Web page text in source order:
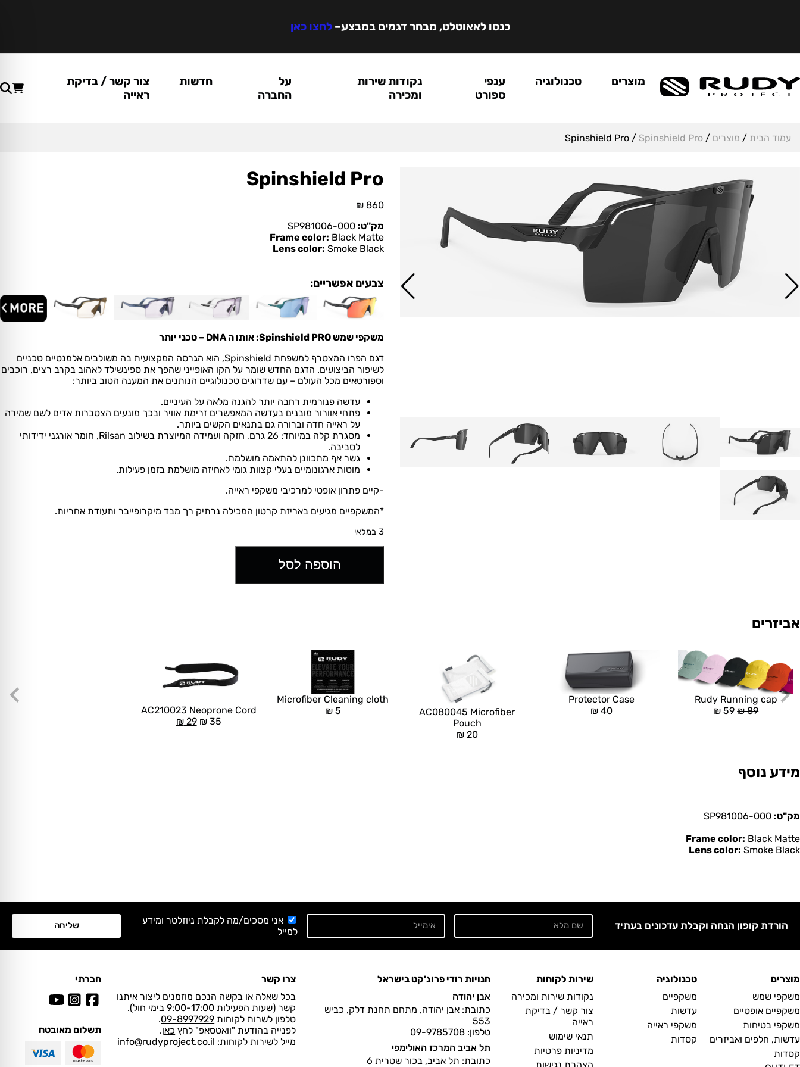
כנסו לאאוטלט, מבחר דגמים במבצע–לחצו כאן
מוצרים טכנולוגיה
ענפי
ספורט
נקודות שירות
ומכירה
על
החברה
חדשות
צור קשר / בדיקת
ראייה
עמוד הבית / מוצרים /
Spinshield Pro
/ Spinshield Pro
Spinshield Pro
₪ 860
מק"ט:
Frame color: Black Matte
Lens color: Smoke Black
צבעים אפשריים:
משקפי שמש Spinshield PRO:
אותו ה DNA – טכני יותר
דגם הפרו המצטרף למשפחת Spinshield, הוא הגרסה המקצועית בה משולבים אלמנטיים טכניים
לשיפור הביצועים. הדגם החדש שומר על הקו האופייני שהפך את ספינשילד לאהוב בקרב רצים, רוכבים
וספורטאים מכל העולם – עם שדרוגים טכנולוגיים הנותנים את המענה הטוב ביותר:
עדשה פנורמית רחבה יותר להגנה מלאה על העיניים.
פתחי אוורור מובנים בעדשה המאפשרים זרימת אוויר ובכך מונעים הצטברות אדים לשם שמירה
על ראייה חדה וברורה גם בתנאים הקשים ביותר.
מסגרת קלה במיוחד: 26 גרם, חזקה ועמידה המיוצרת בשילוב Rilsan, חומר אורגני ידידותי
לסביבה.
גשר אף מתכוונן להתאמה מושלמת.
מוטות ארגונומיים בעלי קצוות גומי לאחיזה מושלמת בזמן פעילות.
-קיים פתרון אופטי למרכיבי משקפי ראייה.
*המשקפיים מגיעים באריזת קרטון המכילה נרתיק רך מבד מיקרופייבר ותעודת אחריות.
3 במלאי
הוספה לסל
אביזרים
Rudy Running cap
₪89
₪ 59
Protector Case
₪ 40
AC080045 Microfiber
Pouch
₪20
Microfiber Cleaning cloth
₪5
AC210023 Neoprone Cord
₪35
₪29
מידע נוסף
מק"ט:
Frame color: Black Matte
Lens color: Smoke Black
הורדת קופון הנחה וקבלת עדכונים בעתיד
אני מסכים/מה לקבלת ניוזלטר ומידע
למייל
שליחה
מוצרים
משקפי שמש
משקפיים אופטיים
משקפי בטיחות
עדשות, חלפים ואביזרים
קסדות
טכנולוגיה
משקפיים
עדשות
משקפי ראייה
קסדות
שירות לקוחות
נקודות שירות ומכירה
צור קשר / בדיקת
ראייה
תנאי שימוש
מדיניות פרטיות
חנויות רודי פרוג'קט בישראל
אבן יהודה
כתובת: אבן יהודה, מתחם תחנת דלק, כביש
553
טלפון: 09-9785708
תל אביב המרכז האולימפי
כתובת: תל אביב, בכור שטרית 6
צרו קשר
בכל שאלה או בקשה הנכם מוזמנים ליצור איתנו
קשר (שעות הפעילות 9:00-17:00 בימי חול).
טלפון לשרות לקוחות 09-8997929
.
לפנייה בהודעת "וואטסאפ" לחץ כאן.
מייל לשירות לקוחות: info@rudyproject.co.il
חברתי
תשלום מאובטח